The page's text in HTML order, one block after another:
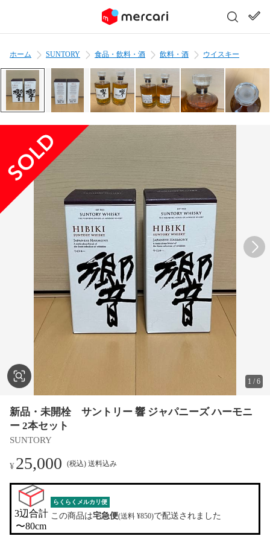
ホーム SUNTORY 食品・飲料・酒 飲料・酒 ウイスキー
1 /6
新品・未開栓 サントリー 響 ジャパニーズ ハーモニ
ー 2本セット
SUNTORY
¥25,000 (税込) 送料込み
3辺合計
〜80cm
らくらくメルカリ便
この商品は宅急便(送料 ¥850)で配送されました